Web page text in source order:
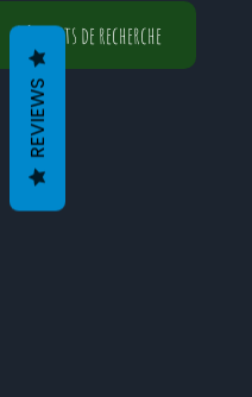
Résultats de recherche
REVIEWS